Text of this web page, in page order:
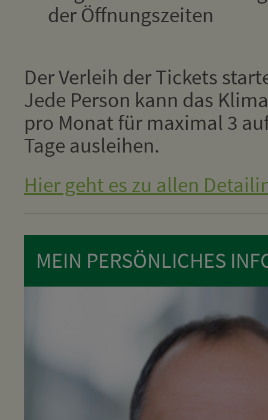
der Öffnungszeiten
Der Verleih der Tickets
Jede Person kann das
pro Monat für maximal 3
Tage ausleihen.
Hier geht es zu allen
MEIN PERSÖNLICHES